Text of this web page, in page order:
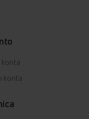
konta
konta